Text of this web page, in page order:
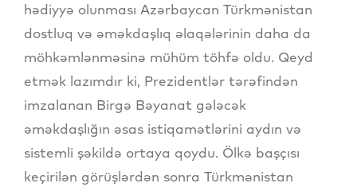
hədiyyə olunması Azərbaycan Türkmənistan
dostluq və əməkdaşlıq əlaqələrinin daha da
möhkəmlənməsinə mühüm töhfə oldu. Qeyd
etmək lazımdır ki, Prezidentlər tərəfindən
imzalanan Birgə Bəyanat gələcək
əməkdaşlığın əsas istiqamətlərini aydın və
sistemli şəkildə ortaya qoydu. Ölkə başçısı
keçirilən görüşlərdən sonra Türkmənistan